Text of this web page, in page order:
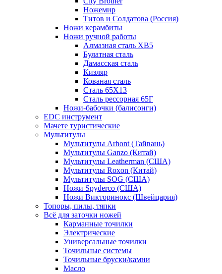
Ножемир
Титов и Солдатова (Россия)
Ножи керамбиты
Ножи ручной работы
Алмазная сталь ХВ5
Булатная сталь
Дамасская сталь
Кизляр
Кованая сталь
Сталь 65Х13
Сталь рессорная 65Г
Ножи-бабочки (балисонги)
EDC инструмент
Мачете туристические
Мультитулы
Мультитулы Arhont (Тайвань)
Мультитулы Ganzo (Китай)
Мультитулы Leatherman (США)
Мультитулы Roxon (Китай)
Мультитулы SOG (США)
Ножи Spyderco (США)
Ножи Викторинокс (Швейцария)
Топоры, пилы, тяпки
Всё для заточки ножей
Карманные точилки
Электрические
Универсальные точилки
Точильные системы
Точильные бруски/камни
Масло